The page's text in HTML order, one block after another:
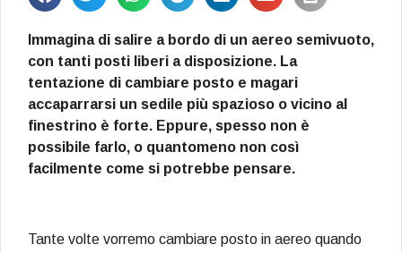
Immagina di salire a bordo di un aereo semivuoto,
con tanti posti liberi a disposizione. La
tentazione di cambiare posto e magari
accaparrarsi un sedile più spazioso o vicino al
finestrino è forte. Eppure, spesso non è
possibile farlo, o quantomeno non così
facilmente come si potrebbe pensare.
Tante volte vorremo cambiare posto in aereo quando